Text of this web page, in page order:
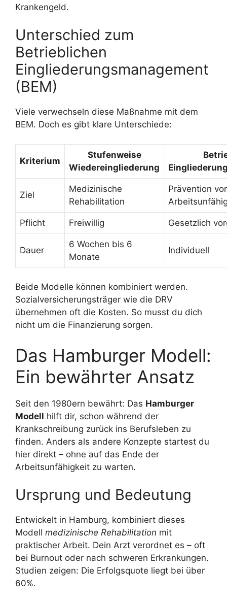
Krankengeld.
Unterschied zum
Betrieblichen
Eingliederungsmanagement
(BEM)
Viele verwechseln diese Maßnahme mit dem
BEM. Doch es gibt klare Unterschiede:
Kriterium
Stufenweise
Wiedereingliederung
Ziel
Medizinische
Rehabilitation
Prävention
Pflicht Freiwillig Gesetzlich
Dauer
6 Wochen bis 6
Monate
Individuell
Beide Modelle können kombiniert werden.
Sozialversicherungsträger wie die DRV
übernehmen oft die Kosten. So musst du dich
nicht um die Finanzierung sorgen.
Das Hamburger Modell:
Ein bewährter Ansatz
Seit den 1980ern bewährt: Das Hamburger
Modell hilft dir, schon während der
Krankschreibung zurück ins Berufsleben zu
finden. Anders als andere Konzepte startest du
hier direkt – ohne auf das Ende der
Arbeitsunfähigkeit zu warten.
Ursprung und Bedeutung
Entwickelt in Hamburg, kombiniert dieses
Modell medizinische Rehabilitation mit
praktischer Arbeit. Dein Arzt verordnet es – oft
bei Burnout oder nach schweren Erkrankungen.
Studien zeigen: Die Erfolgsquote liegt bei über
60%.